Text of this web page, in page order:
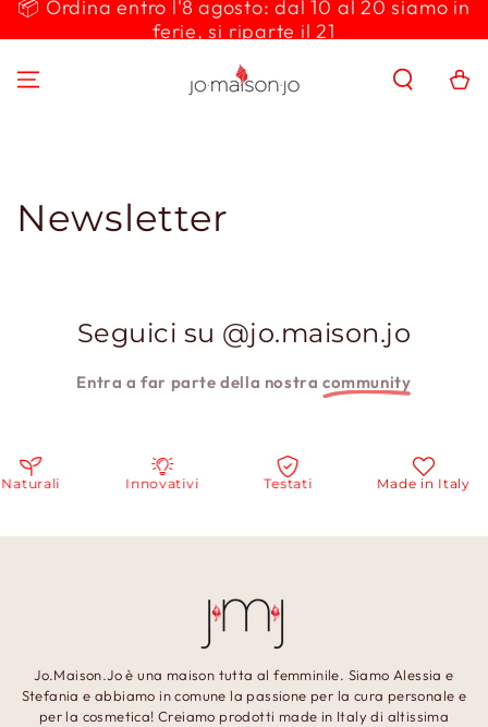
PASSA AL
📦 Ordina entro l'8 agosto: dal 10 al 20 siamo in
ferie, si riparte il 21
Carello
Newsletter
Seguici su @jo.maison.jo
Entra a far parte della nostracommunity
Innovativi Testati Made in Italy
Jo.Maison.Jo è una maison tutta al femminile. Siamo Alessia e
Stefania e abbiamo in comune la passione per la cura personale e
per la cosmetica! Creiamo prodotti made in Italy di altissima